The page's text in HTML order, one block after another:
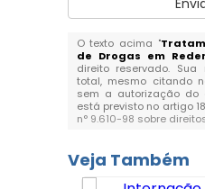
O texto acima "
de Drogas em
direito reservado. Sua
total, mesmo citando
sem a autorização do
está previsto no artigo
n° 9.610-98 sobre
Veja Também